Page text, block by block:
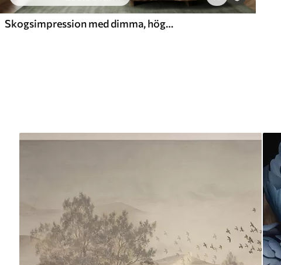
Skogsimpression med dimma, höga träd och en stig